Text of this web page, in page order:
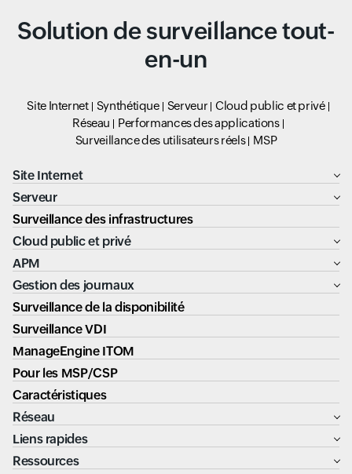
Solution de surveillance tout-
en-un
Site Internet Synthétique Serveur
Cloud public et privé
Réseau
Performances des applications
Surveillance des utilisateurs réels
MSP
Site Internet
Serveur
Surveillance des infrastructures
Cloud public et privé
APM
Gestion des journaux
Surveillance de la disponibilité
Surveillance VDI
ManageEngine ITOM
Pour les MSP/CSP
Caractéristiques
Réseau
Liens rapides
Ressources